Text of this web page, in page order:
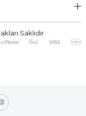
Saklıdır.